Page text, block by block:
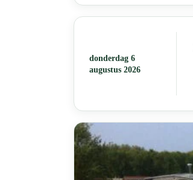
donderdag 6
augustus 2026